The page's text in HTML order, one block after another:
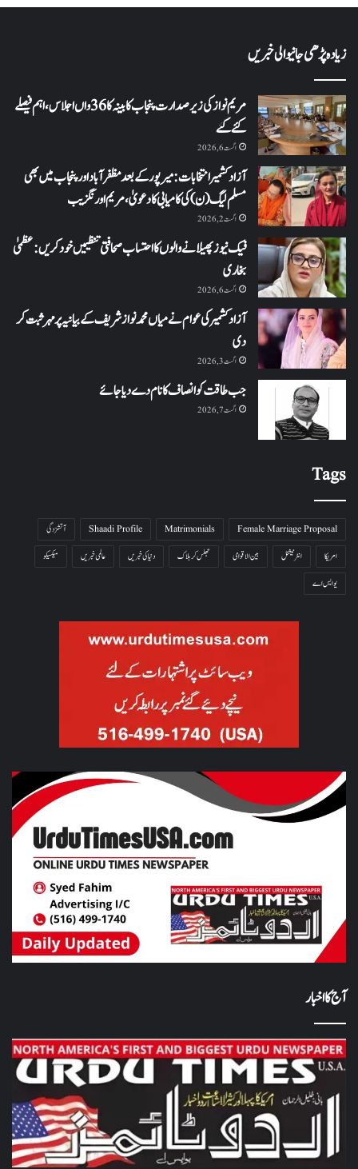
زیادہ پڑھی جانیوالی خبریں
مریم نواز کی زیر صدارت پنجاب کابینہ کا 36واں اجلاس،اہم فیصلے
کئے گئے
اگست 6, 2026
آزاد کشمیر انتخابات: میرپور کے بعد مظفرآباد اور پنجاب میں بھی
مسلم لیگ (ن) کی کامیابی کا دعویٰ، مریم اورنگزیب
اگست 2, 2026
فیک نیوز پھیلانے والوں کا احتساب صحافتی تنظیمیں خود کریں: عظمیٰ
بخاری
اگست 6, 2026
آزاد کشمیر کی عوام نے میاں محمد نواز شریف کے بیانیہ پر مہر ثبت کر
دی
اگست 3, 2026
جب طاقت کو انصاف کا نام دے دیا جائے
اگست 7, 2026
Tags
Female Marriage Proposal
Matrimonials
Shaadi Profile
آتشزدگی
امریکا
انٹرنیشنل بین الاقوامی جھلس کر ہلاک دنیا کی خبریں عالمی خبریں
میکسیکو
یو ایس اے
آج کا اخبار